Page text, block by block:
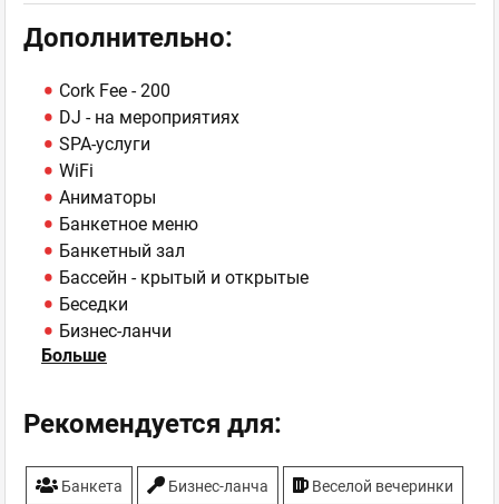
Дополнительно:
Cork Fee - 200
DJ - на мероприятиях
SPA-услуги
WiFi
Аниматоры
Банкетное меню
Банкетный зал
Бассейн - крытый и открытые
Беседки
Бизнес-ланчи
Бильярд - русский
оснащенная детская игровая зона, работает с
10:00 до 22:00 ежедневно
Детская площадка
Больше
Рекомендуется для:
Банкета Бизнес-ланча Веселой вечеринки